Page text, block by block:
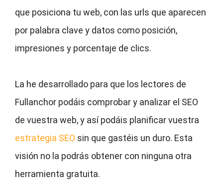
que posiciona tu web, con las urls que aparecen
por palabra clave y datos como posición,
impresiones y porcentaje de clics.
La he desarrollado para que los lectores de
Fullanchor podáis comprobar y analizar el SEO
de vuestra web, y así podáis planificar vuestra
estrategia SEO sin que gastéis un duro. Esta
visión no la podrás obtener con ninguna otra
herramienta gratuita.